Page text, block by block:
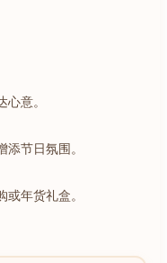
意。
节日氛围。
年货礼盒。